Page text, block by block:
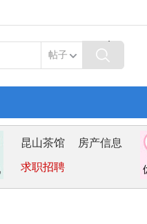
帖子
昆山茶馆 房产信息
求职招聘